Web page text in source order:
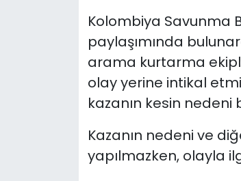
Kolombiya Savunma
paylaşımında
arama kurtarma
olay yerine intikal
kazanın kesin
Kazanın nedeni ve
yapılmazken, olayla